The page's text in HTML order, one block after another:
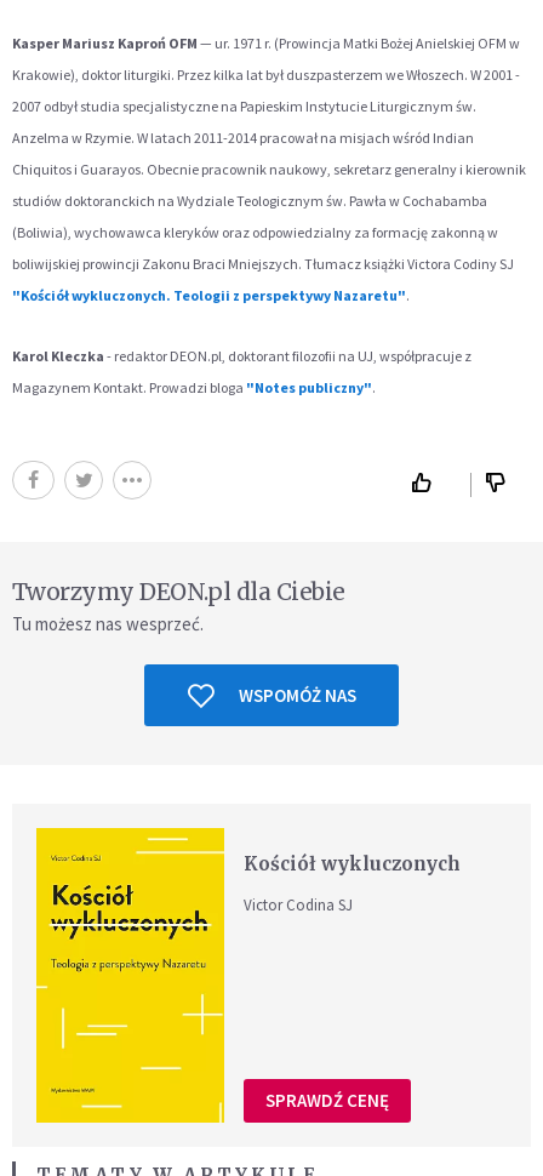
Kasper Mariusz Kaproń OFM — ur. 1971 r. (Prowincja Matki Bożej Anielskiej OFM w
Krakowie), doktor liturgiki. Przez kilka lat był duszpasterzem we Włoszech. W 2001 -
2007 odbył studia specjalistyczne na Papieskim Instytucie Liturgicznym św.
Anzelma w Rzymie. W latach 2011-2014 pracował na misjach wśród Indian
Chiquitos i Guarayos. Obecnie pracownik naukowy, sekretarz generalny i kierownik
studiów doktoranckich na Wydziale Teologicznym św. Pawła w Cochabamba
(Boliwia), wychowawca kleryków oraz odpowiedzialny za formację zakonną w
boliwijskiej prowincji Zakonu Braci Mniejszych. Tłumacz książki Victora Codiny SJ
"Kościół wykluczonych. Teologii z perspektywy Nazaretu".
Karol Kleczka - redaktor DEON.pl, doktorant filozofii na UJ, współpracuje z
Magazynem Kontakt. Prowadzi bloga "Notes publiczny".
Tworzymy DEON.pl dla Ciebie
Tu możesz nas wesprzeć.
WSPOMÓŻ NAS
Kościół wykluczonych
Victor Codina SJ
SPRAWDŹ CENĘ